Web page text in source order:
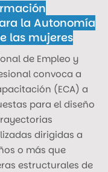
la Autonomía
las mujeres
de Empleo y
convoca a
(ECA) a
para el diseño
dirigidas a
o más que
estructurales de